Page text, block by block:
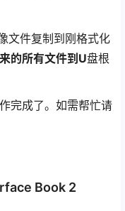
文件复制到刚格式化
的所有文件到U盘根
完成了。如需帮忙请
Book 2